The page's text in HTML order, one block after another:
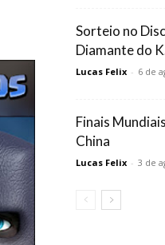
Sorteio no
Diamante do
Lucas Felix - 6 de
Finais
China
Lucas Felix - 3 de